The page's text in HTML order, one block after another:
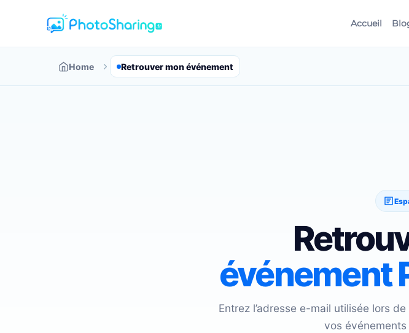
Accueil
Home Retrouver mon événement
événement
Entrez l’adresse e-mail utilisée lors
vos